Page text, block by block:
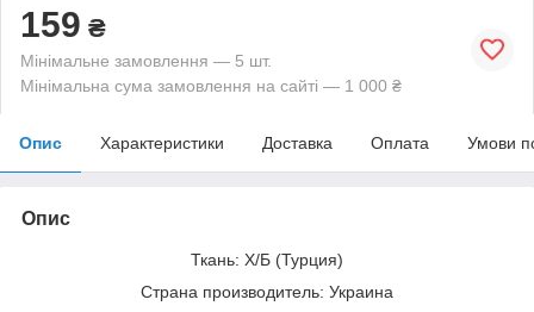
159 ₴
Мінімальне замовлення — 5 шт.
Мінімальна сума замовлення на сайті — 1 000 ₴
Опис Характеристики Доставка Оплата Умови
Опис
Ткань: Х/Б (Турция)
Страна производитель: Украина